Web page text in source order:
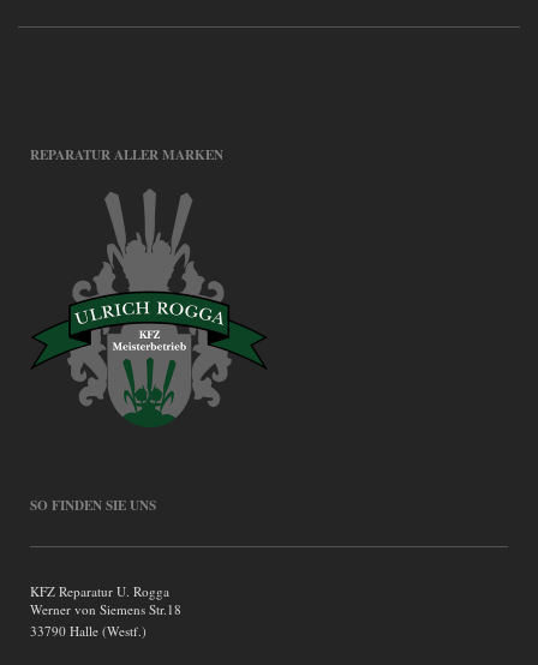
REPARATUR ALLER MARKEN
SO FINDEN SIE UNS
KFZ Reparatur U. Rogga
Werner von Siemens Str.18
33790 Halle (Westf.)